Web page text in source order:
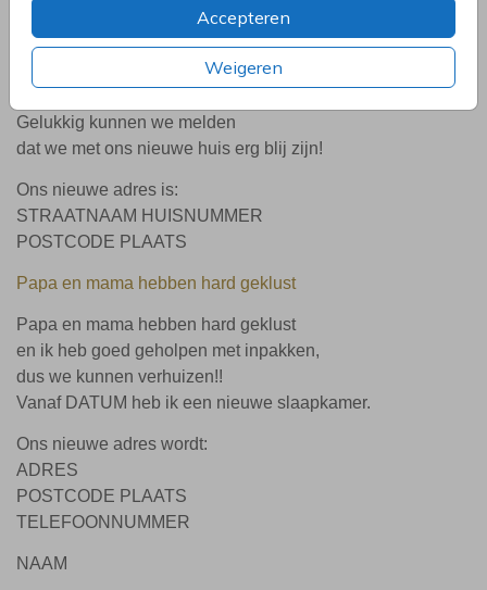
Accepteren
Weigeren
Ons huisje
Gelukkig kunnen we melden
dat we met ons nieuwe huis erg blij zijn!
Ons nieuwe adres is:
STRAATNAAM HUISNUMMER
POSTCODE PLAATS
Papa en mama hebben hard geklust
Papa en mama hebben hard geklust
en ik heb goed geholpen met inpakken,
dus we kunnen verhuizen!!
Vanaf DATUM heb ik een nieuwe slaapkamer.
Ons nieuwe adres wordt:
ADRES
POSTCODE PLAATS
TELEFOONNUMMER
NAAM